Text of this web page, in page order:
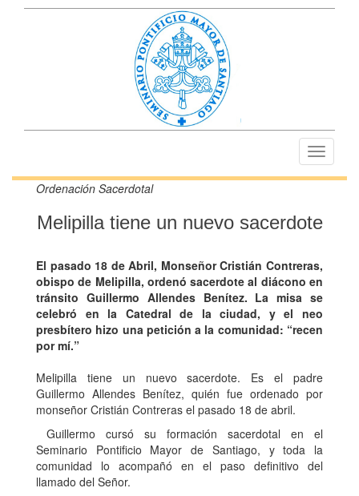
Toggle
Ordenación Sacerdotal
Melipilla tiene un nuevo sacerdote
El pasado 18 de Abril, Monseñor Cristián Contreras,
obispo de Melipilla, ordenó sacerdote al diácono en
tránsito Guillermo Allendes Benítez. La misa se
celebró en la Catedral de la ciudad, y el neo
presbítero hizo una petición a la comunidad: “recen
por mí.”
Melipilla tiene un nuevo sacerdote. Es el padre
Guillermo Allendes Benítez, quién fue ordenado por
monseñor Cristián Contreras el pasado 18 de abril.
Guillermo cursó su formación sacerdotal en el
Seminario Pontificio Mayor de Santiago, y toda la
comunidad lo acompañó en el paso definitivo del
llamado del Señor.